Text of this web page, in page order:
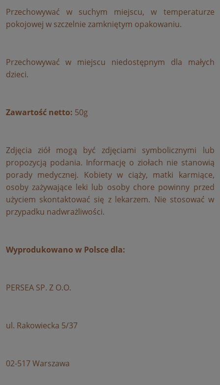
Przechowywać w suchym miejscu, w temperaturze
pokojowej w szczelnie zamkniętym opakowaniu.
Przechowywać w miejscu niedostępnym dla małych
dzieci.
Zawartość netto: 50g
Zdjęcia ziół mogą być zdjęciami symbolicznymi lub
propozycją podania. Informację o ziołach nie stanowią
porady medycznej. Kobiety w ciąży, matki karmiące,
osoby zażywające leki lub osoby chore powinny przed
użyciem skontaktować się z lekarzem. Nie stosować w
przypadku nadwrażliwości.
Wyprodukowano w Polsce dla:
PERSEA SP. Z O.O.
ul. Rakowiecka 5/37
02-517 Warszawa